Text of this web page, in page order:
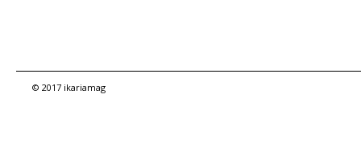
© 2017 ikariamag